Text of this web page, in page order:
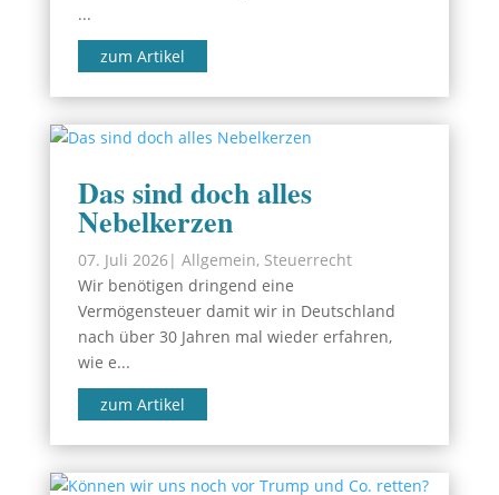
...
zum Artikel
Das sind doch alles
Nebelkerzen
07. Juli 2026| Allgemein, Steuerrecht
Wir benötigen dringend eine
Vermögensteuer damit wir in Deutschland
nach über 30 Jahren mal wieder erfahren,
wie e...
zum Artikel